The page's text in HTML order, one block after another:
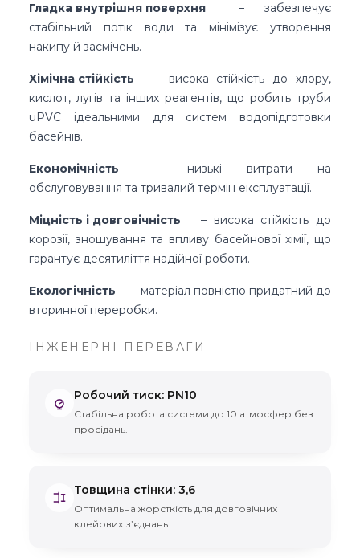
Гладка внутрішня поверхня
– забезпечує
стабільний потік води та мінімізує утворення
накипу й засмічень.
Хімічна стійкість
– висока стійкість до хлору,
кислот, лугів та інших реагентів, що робить труби
uPVC ідеальними для систем водопідготовки
басейнів.
Економічність
– низькі витрати на
обслуговування та тривалий термін експлуатації.
Міцність і довговічність
– висока стійкість до
корозії, зношування та впливу басейнової хімії, що
гарантує десятиліття надійної роботи.
Екологічність
– матеріал повністю придатний до
вторинної переробки.
ІНЖЕНЕРНІ ПЕРЕВАГИ
Робочий тиск: PN10
Стабільна робота системи до 10 атмосфер без
просідань.
Товщина стінки: 3,6
Оптимальна жорсткість для довговічних
клейових зʼєднань.